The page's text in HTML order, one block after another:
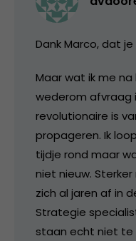
Dank Marco, dat
Maar wat ik me
wederom afvraag
revolutionaire is
propageren. Ik
tijdje rond maar
niet nieuw.
zich al jaren af in
Strategie
staan echt niet te